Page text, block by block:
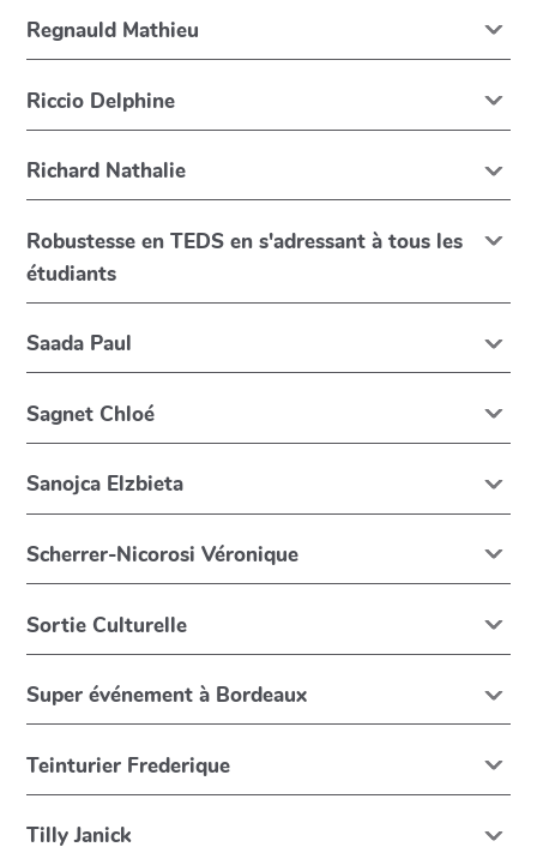
Regnauld Mathieu
Riccio Delphine
Richard Nathalie
Robustesse en TEDS en s'adressant à tous les
étudiants
Saada Paul
Sagnet Chloé
Sanojca Elzbieta
Scherrer-Nicorosi Véronique
Sortie Culturelle
Super événement à Bordeaux
Teinturier Frederique
Tilly Janick